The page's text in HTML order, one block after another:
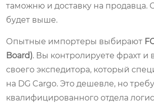
таможню и доставку на продавца.
будет выше.
Опытные импортеры выбирают
Board). Вы контролируете фрахт и
своего экспедитора, который
на DG Cargo. Это дешевле, но
квалифицированного отдела